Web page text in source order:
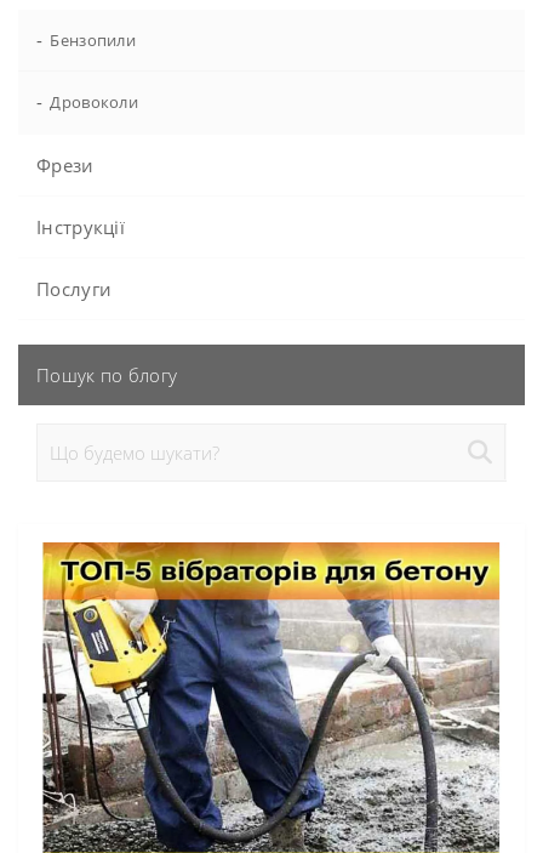
- Бензопили
- Дровоколи
Фрези
Інструкції
Послуги
Пошук по блогу